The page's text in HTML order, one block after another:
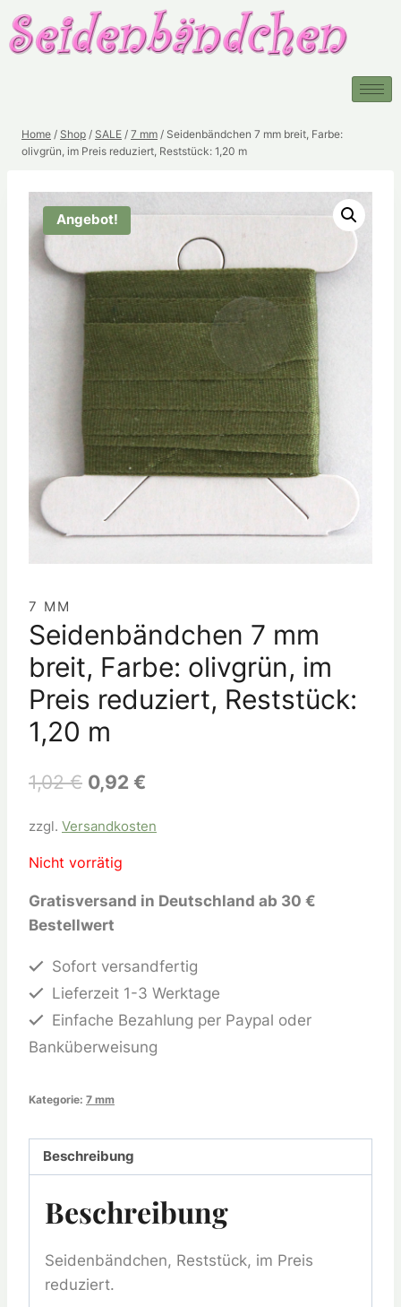
Home / Shop / SALE / 7 mm / Seidenbändchen 7 mm breit, Farbe:
olivgrün, im Preis reduziert, Reststück: 1,20 m
Angebot!
7 MM
Seidenbändchen 7 mm
breit, Farbe: olivgrün, im
Preis reduziert, Reststück:
1,20 m
1,02€ 0,92 €
zzgl. Versandkosten
Nicht vorrätig
Gratisversand in Deutschland ab 30 €
Bestellwert
Sofort versandfertig
Lieferzeit 1-3 Werktage
Einfache Bezahlung per Paypal oder
Banküberweisung
Kategorie: 7 mm
Beschreibung
Beschreibung
Seidenbändchen, Reststück, im Preis
reduziert.